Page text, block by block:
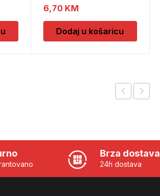
6,70 KM
Dodaj u košaricu
Brza dostava
24h dostava